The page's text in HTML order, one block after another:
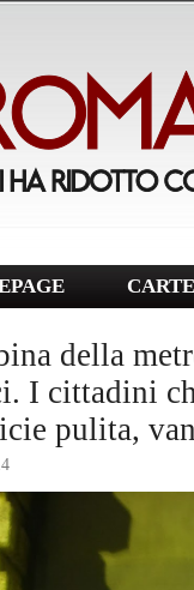
della
I cittadini
pulita,